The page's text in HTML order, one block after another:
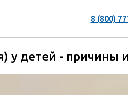
8 (800)
у детей - причины